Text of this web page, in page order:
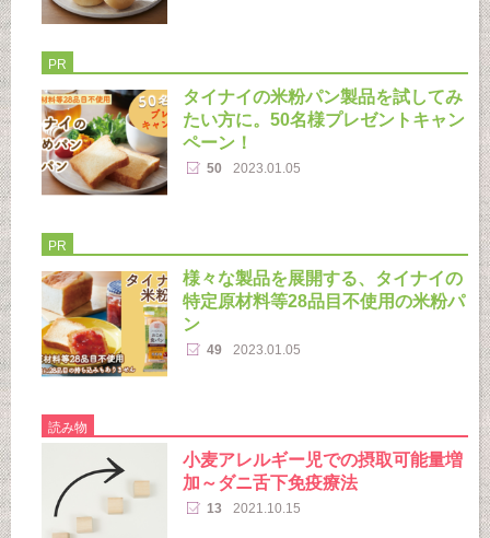
PR
タイナイの米粉パン製品を試してみ
たい方に。50名様プレゼントキャン
ペーン！
50 2023.01.05
PR
様々な製品を展開する、タイナイの
特定原材料等28品目不使用の米粉パ
ン
49 2023.01.05
読み物
小麦アレルギー児での摂取可能量増
加～ダニ舌下免疫療法
13 2021.10.15